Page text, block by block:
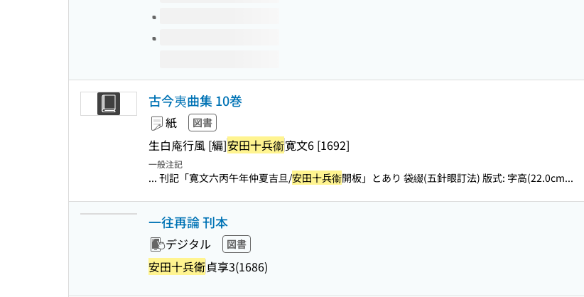
古今夷曲集 10巻
紙 図書
生白庵行風 [編]安田十兵衞寛文6 [1692]
一般注記
... 刊記「寛文六丙午年仲夏吉旦/安田十兵衞開板」とあり 袋綴(五針眼訂法) 版式: 字高(22.0cm...
一往再論 刊本
デジタル 図書
安田十兵衛貞享3(1686)